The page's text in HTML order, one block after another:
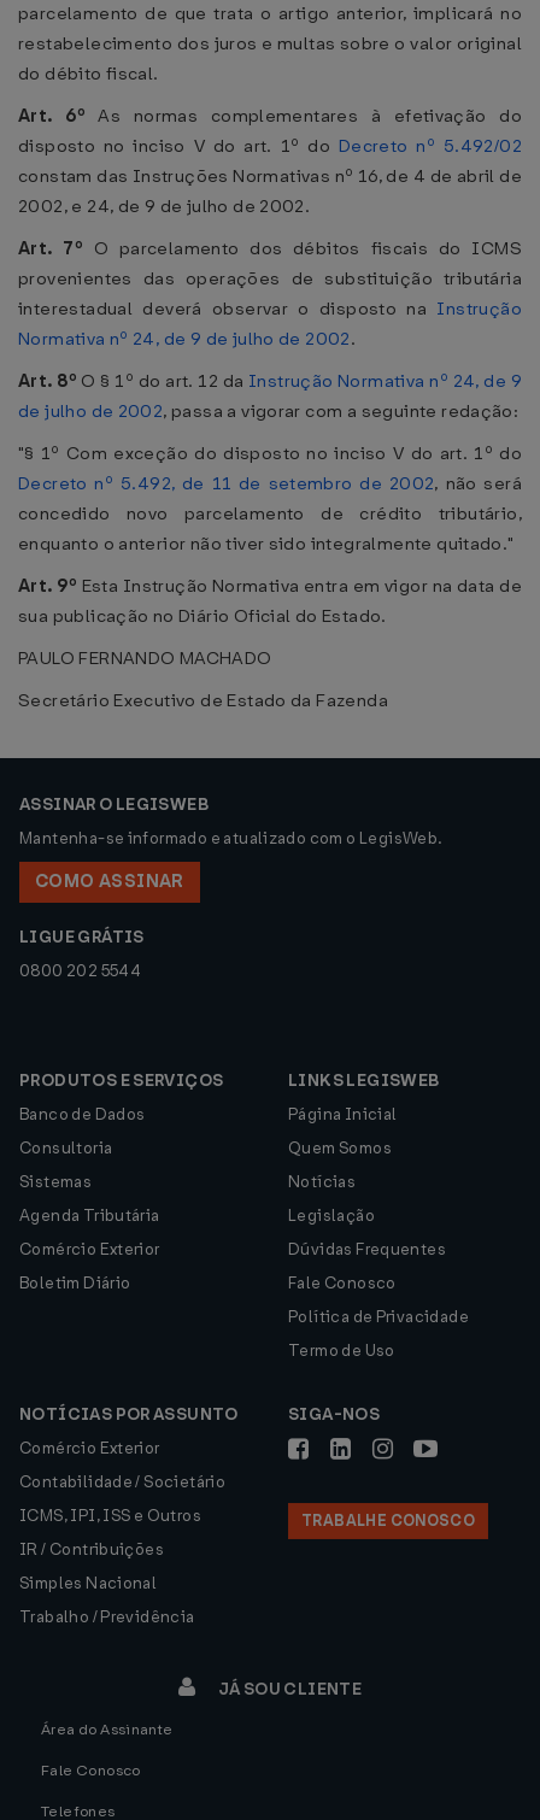
parcelamento de que trata o artigo anterior, implicará no
restabelecimento dos juros e multas sobre o valor original
do débito fiscal.
Art. 6º As normas complementares à efetivação do
disposto no inciso V do art. 1º do Decreto nº 5.492/02
constam das Instruções Normativas nº 16, de 4 de abril de
2002, e 24, de 9 de julho de 2002.
Art. 7º O parcelamento dos débitos fiscais do ICMS
provenientes das operações de substituição tributária
interestadual deverá observar o disposto na Instrução
Normativa nº 24, de 9 de julho de 2002.
Art. 8º O § 1º do art. 12 da Instrução Normativa nº 24, de 9
de julho de 2002, passa a vigorar com a seguinte redação:
"§ 1º Com exceção do disposto no inciso V do art. 1º do
Decreto nº 5.492, de 11 de setembro de 2002, não será
concedido novo parcelamento de crédito tributário,
enquanto o anterior não tiver sido integralmente quitado."
Art. 9º Esta Instrução Normativa entra em vigor na data de
sua publicação no Diário Oficial do Estado.
PAULO FERNANDO MACHADO
Secretário Executivo de Estado da Fazenda
ASSINAR O LEGISWEB
Mantenha-se informado e atualizado com o LegisWeb.
COMO ASSINAR
LIGUE GRÁTIS
0800 202 5544
PRODUTOS E SERVIÇOS
Banco de Dados
Consultoria
Sistemas
Agenda Tributária
Comércio Exterior
Boletim Diário
LINKS LEGISWEB
Página Inicial
Quem Somos
Notícias
Legislação
Dúvidas Frequentes
Fale Conosco
Política de Privacidade
Termo de Uso
NOTÍCIAS POR ASSUNTO
Comércio Exterior
Contabilidade / Societário
ICMS, IPI, ISS e Outros
IR / Contribuições
Simples Nacional
Trabalho / Previdência
SIGA-NOS
TRABALHE CONOSCO
JÁ SOU CLIENTE
Área do Assinante
Fale Conosco
Telefones